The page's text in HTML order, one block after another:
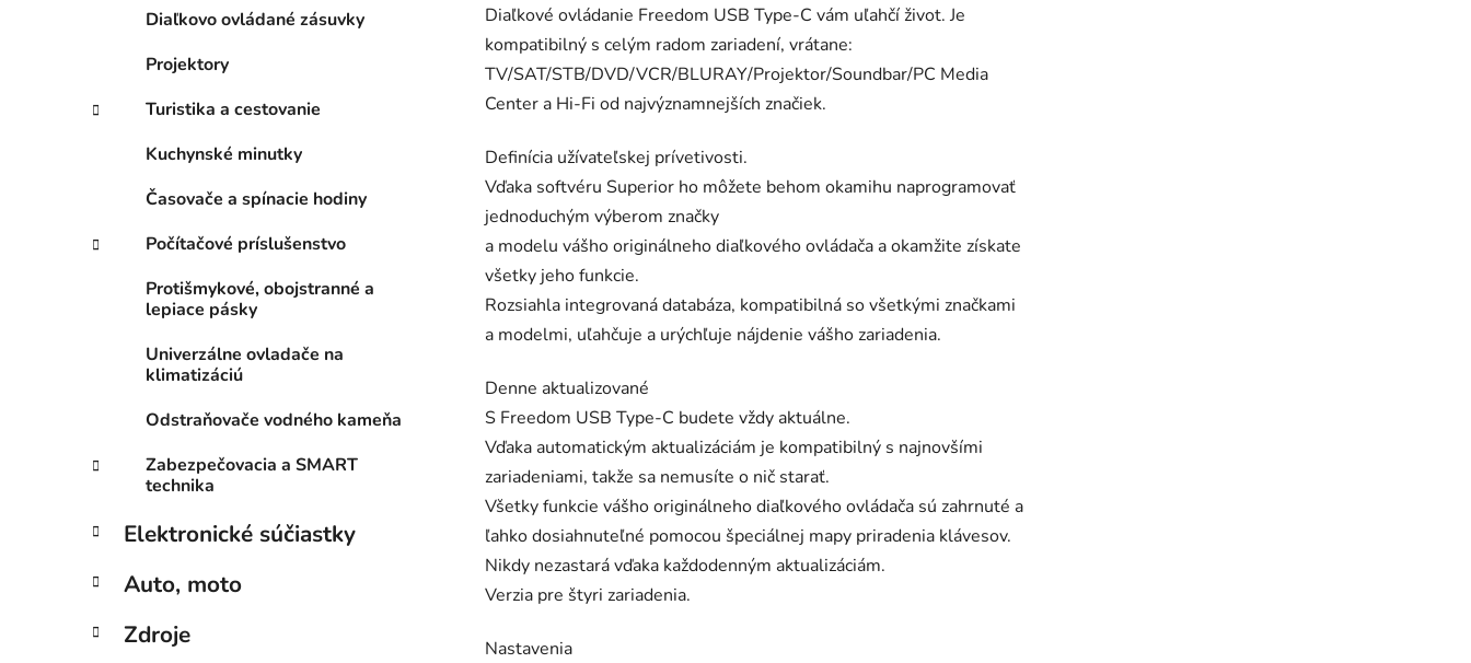
Diaľkovo ovládané zásuvky
Projektory
Turistika a cestovanie
Kuchynské minutky
Časovače a spínacie hodiny
Počítačové príslušenstvo
Protišmykové, obojstranné a
lepiace pásky
Univerzálne ovladače na
klimatizáciú
Odstraňovače vodného kameňa
Zabezpečovacia a SMART
technika
Elektronické súčiastky
Auto, moto
Zdroje
Diaľkové ovládanie Freedom USB Type-C vám uľahčí život. Je
kompatibilný s celým radom zariadení, vrátane:
TV/SAT/STB/DVD/VCR/BLURAY/Projektor/Soundbar/PC Media
Center a Hi-Fi od najvýznamnejších značiek.
Definícia užívateľskej prívetivosti.
Vďaka softvéru Superior ho môžete behom okamihu naprogramovať
jednoduchým výberom značky
a modelu vášho originálneho diaľkového ovládača a okamžite získate
všetky jeho funkcie.
Rozsiahla integrovaná databáza, kompatibilná so všetkými značkami
a modelmi, uľahčuje a urýchľuje nájdenie vášho zariadenia.
Denne aktualizované
S Freedom USB Type-C budete vždy aktuálne.
Vďaka automatickým aktualizáciám je kompatibilný s najnovšími
zariadeniami, takže sa nemusíte o nič starať.
Všetky funkcie vášho originálneho diaľkového ovládača sú zahrnuté a
ľahko dosiahnuteľné pomocou špeciálnej mapy priradenia klávesov.
Nikdy nezastará vďaka každodenným aktualizáciám.
Verzia pre štyri zariadenia.
Nastavenia